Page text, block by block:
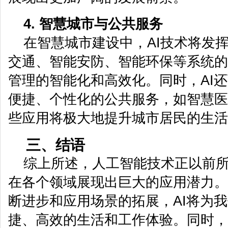
4. 智慧城市与公共服务
在智慧城市建设中，AI技术将发
交通、智能安防、智能环保等系统
管理的智能化和高效化。同时，AI
便捷、个性化的公共服务，如智慧
些应用将极大地提升城市居民的生
三、结语
综上所述，人工智能技术正以前
在各个领域展现出巨大的应用潜力
断进步和应用场景的拓展，AI将为
捷、高效的生活和工作体验。同时